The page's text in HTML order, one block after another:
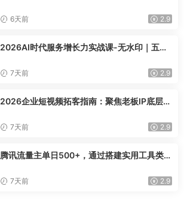
6天前 2.9
2026AI时代服务增长力实战课-无水印｜五力
卷实现长效业绩增长
7天前 2.9
2026企业短视频拓客指南：聚焦老板IP底层逻
交完整获客链路
7天前 2.9
腾讯流量主单日500+，通过搭建实用工具类小
7天前 2.9